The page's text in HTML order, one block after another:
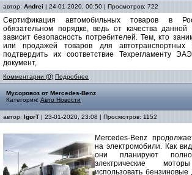
автор: Andrei | 24-01-2020, 00:50 | Просмотров: 722
Сертификация автомобильных товаров в
обязательном порядке, ведь от качества
зависит безопасность потребителей. Тем, кто
или продажей товаров для автотранспортных
подтвердить их соответствие Техрегламенту
документ,
Комментарии (0) Подробнее
Мусоровоз от Mercedes-Benz
Категория: Авто Новости
автор: IgorT | 23-01-2020, 23:08 | Просмотров: 1152
Mercedes-Benz
на электромобили. Как
они планируют
электрические
использовать бензиновые